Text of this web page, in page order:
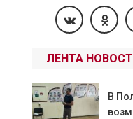
ЛЕНТА
В